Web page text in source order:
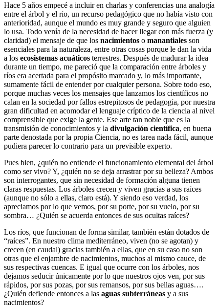
Hace 5 años empecé a incluir en charlas y conferencias una analogía
entre el árbol y el río, un recurso pedagógico que no había visto con
anterioridad, aunque el mundo es muy grande y seguro que alguien
lo usa. Todo venía de la necesidad de hacer llegar con más fuerza (y
claridad) el mensaje de que los nacimientos o manantiales son
esenciales para la naturaleza, entre otras cosas porque le dan la vida
a los ecosistemas acuáticos terrestres. Después de madurar la idea
durante un tiempo, me pareció que la comparación entre árboles y
ríos era acertada para el propósito marcado y, lo más importante,
sumamente fácil de entender por cualquier persona. Sobre todo eso,
porque muchas veces los mensajes que lanzamos los científicos no
calan en la sociedad por fallos estrepitosos de pedagogía, por nuestra
gran dificultad en acomodar el lenguaje críptico de la ciencia al nivel
comprensible que exige la gente. Ese arte tan noble que es la
transmisión de conocimientos y la divulgación científica, en buena
parte denostada por la propia Ciencia, no es tarea nada fácil, aunque
pudiera parecer lo contrario para un previsible experto.
Pues bien, ¿quién no entiende el funcionamiento elemental del árbol
como ser vivo? Y, ¿quién no se deja arrastrar por su belleza? Ambos
son interrogantes, que sin necesidad de formación alguna tienen
claras respuestas. Los árboles crecen y viven gracias a sus raíces
(aunque no sólo a ellas, claro está). Y siendo eso verdad, los
apreciamos por lo que vemos, por su porte, por su vuelo, por su
sombra… ¿Quién se acuerda entonces de sus ocultas raíces?
Los ríos, que funcionan de forma similar, también están dotados de
“raíces”. En nuestro clima mediterráneo, viven (no se agotan) y
crecen (en caudal) gracias también a ellas, que en su caso no son
otras que el enjambre de nacimientos, muchos al mismo cauce, de
sus respectivas cuencas. E igual que ocurre con los árboles, nos
dejamos seducir únicamente por lo que nuestros ojos ven, por sus
rápidos, por sus pozas, por sus remansos, por sus bellas aguas….
¿Quién defiende entonces a las aguas subterráneas y a sus
nacimientos?